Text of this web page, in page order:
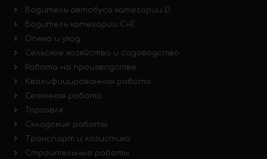
Водитель автобуса категории D
Водитель категории C+E
Опека и уход
Сельское хозяйство и садоводство
Работа на производстве
Квалифицированная работа
Сезонная работа
Торговля
Складские работы
Транспорт и логистика
Строительные работы